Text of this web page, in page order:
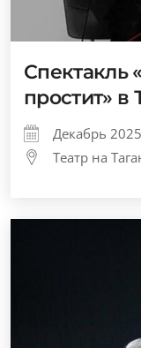
Спектакль
простит» в
Декабрь
Театр на